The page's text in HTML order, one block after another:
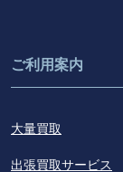
ご利用案内
大量買取
出張買取サービス